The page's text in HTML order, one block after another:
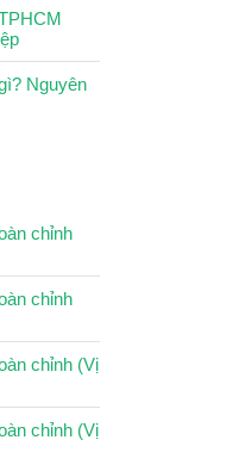
Nguyên
chỉnh
chỉnh
chỉnh (Vị
chỉnh (Vị